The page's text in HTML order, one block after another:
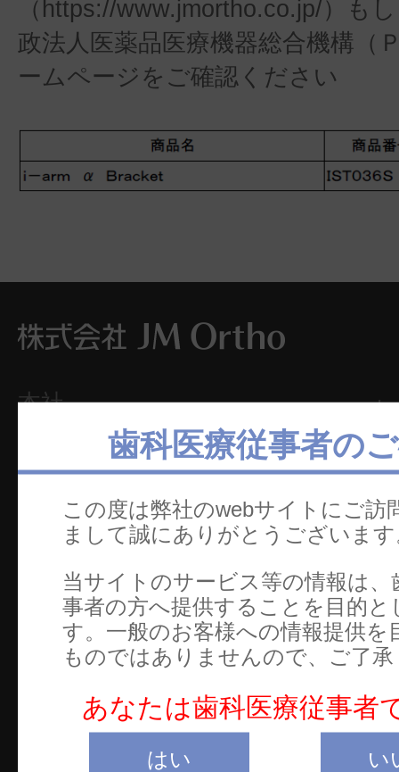
歯科医療従事者の
この度は弊社のwebサイトにご訪
まして誠にありがとうございま
当サイトのサービス等の情報は、
事者の方へ提供することを目的と
す。一般のお客様への情報提供を
ものではありませんので、ご了
あなたは歯科医療従事者
はい い
（https://www.jmortho.co.jp/）も
政法人医薬品医療機器総合機構（
ームページをご確認ください
ホ
製
セ
文
電
お
本社
〒101-0062
東京都千代田区神田駿河台2-2
TEL：03-5281-4711
FAX：03-5281-4716